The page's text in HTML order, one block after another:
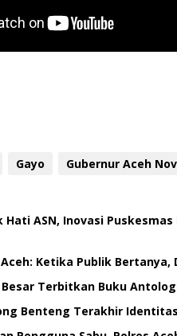
Gayo Gubernur Aceh
Hati ASN, Inovasi
Ketika Publik Bertanya,
Besar Terbitkan Buku
Benteng Terakhir